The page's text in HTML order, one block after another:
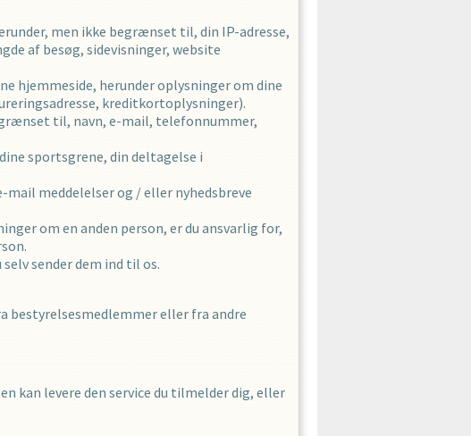
men ikke begrænset til, din IP-adresse,
af besøg, sidevisninger, website
hjemmeside, herunder oplysninger om dine
kreditkortoplysninger).
til, navn, e-mail, telefonnummer,
sportsgrene, din deltagelse i
meddelelser og / eller nyhedsbreve
om en anden person, er du ansvarlig for,
sender dem ind til os.
bestyrelsesmedlemmer eller fra andre
kan levere den service du tilmelder dig, eller